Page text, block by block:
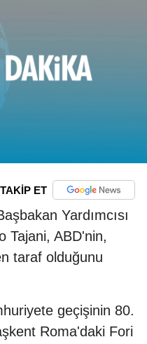
TAKİP ET
Yardımcısı
Tajani, ABD'nin,
taraf olduğunu
geçişinin 80.
Roma'daki Fori